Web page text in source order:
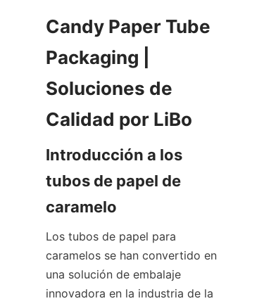
Candy Paper Tube
Packaging |
Soluciones de
Calidad por LiBo
Introducción a los
tubos de papel de
caramelo
Los tubos de papel para
caramelos se han convertido en
una solución de embalaje
innovadora en la industria de la